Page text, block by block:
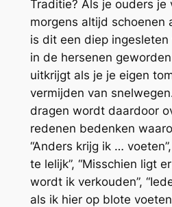
Traditie? Als je ouders je
morgens altijd schoenen
is dit een diep
in de hersenen
uitkrijgt als je je eigen
vermijden van
dragen wordt daardoor
redenen bedenken
“Anders krijg ik …
te lelijk”, “Misschien ligt
wordt ik verkouden”,
als ik hier op blote voeten